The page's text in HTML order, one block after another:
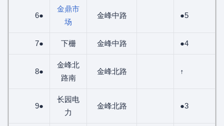
6●
金鼎市
场
金峰中路 ●5
7● 下栅 金峰中路 ●4
8●
金峰北
路南
金峰北路 ↑
9●
长园电
力
金峰北路 ●3